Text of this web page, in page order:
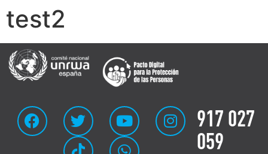
test2
917 027
059